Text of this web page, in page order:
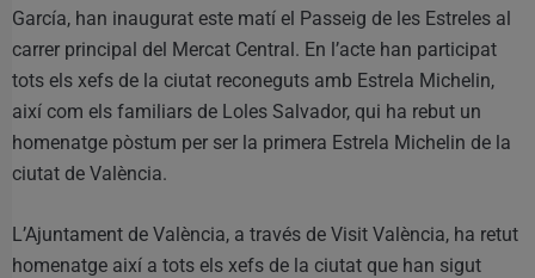
García, han inaugurat este matí el Passeig de les Estreles al
carrer principal del Mercat Central. En l’acte han participat
tots els xefs de la ciutat reconeguts amb Estrela Michelin,
així com els familiars de Loles Salvador, qui ha rebut un
homenatge pòstum per ser la primera Estrela Michelin de la
ciutat de València.
L’Ajuntament de València, a través de Visit València, ha retut
homenatge així a tots els xefs de la ciutat que han sigut